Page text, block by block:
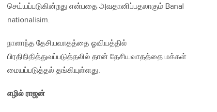
செய்யப்படுகின்றது என்பதை அவதானிப்பதலாகும் Banal
nationalisim.
நாளாந்த தேசியவாதத்தை ஓவியத்தில்
பிரதிநிதித்துவப்படுத்தலில் தான் தேசியவாதத்தை மக்கள்
மையப்படுத்தல் தங்கியுள்ளது.
எழில் ராஜன்